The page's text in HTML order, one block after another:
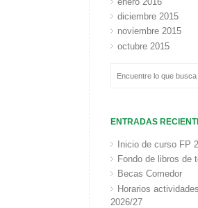
diciembre 2015
noviembre 2015
octubre 2015
ENTRADAS
Inicio de curso FP
Fondo de libros de
Becas Comedor
Horarios
2026/27